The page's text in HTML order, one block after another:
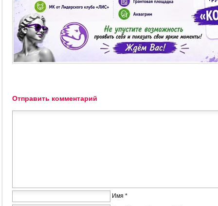
Отправить комментарий
Имя *